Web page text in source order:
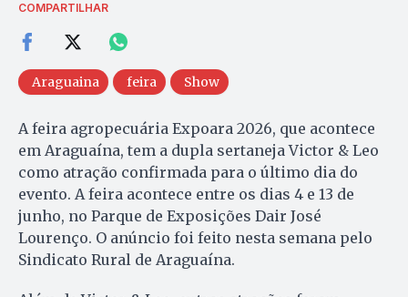
COMPARTILHAR
Araguaina feira Show
A feira agropecuária Expoara 2026, que acontece
em Araguaína, tem a dupla sertaneja Victor & Leo
como atração confirmada para o último dia do
evento. A feira acontece entre os dias 4 e 13 de
junho, no Parque de Exposições Dair José
Lourenço. O anúncio foi feito nesta semana pelo
Sindicato Rural de Araguaína.